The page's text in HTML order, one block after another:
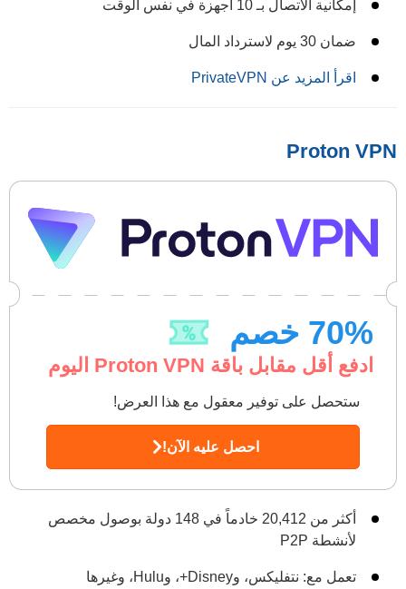
إمكانية الاتصال بـ 10 أجهزة في نفس الوقت
ضمان 30 يوم لاسترداد المال
اقرأ المزيد عن PrivateVPN
Proton VPN
70% خصم
ادفع أقل مقابل باقة Proton VPN اليوم
ستحصل على توفير معقول مع هذا العرض!
احصل عليه الآن!
أكثر من 20,412 خادماً في 148 دولة بوصول مخصص
لأنشطة P2P
تعمل مع: نتفليكس، وDisney+، وHulu، وغيرها